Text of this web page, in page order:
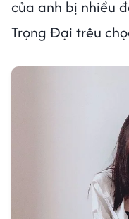
của anh bị nhiều
Trọng Đại trêu